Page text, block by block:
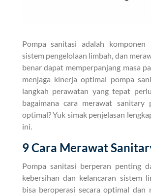
Pompa sanitasi adalah komponen
sistem pengelolaan limbah, dan
benar dapat memperpanjang masa
menjaga kinerja optimal pompa
langkah perawatan yang tepat
bagaimana cara merawat sanitary
optimal? Yuk simak penjelasan
ini.
9 Cara Merawat
Pompa sanitasi berperan penting
kebersihan dan kelancaran sistem
bisa beroperasi secara optimal dan